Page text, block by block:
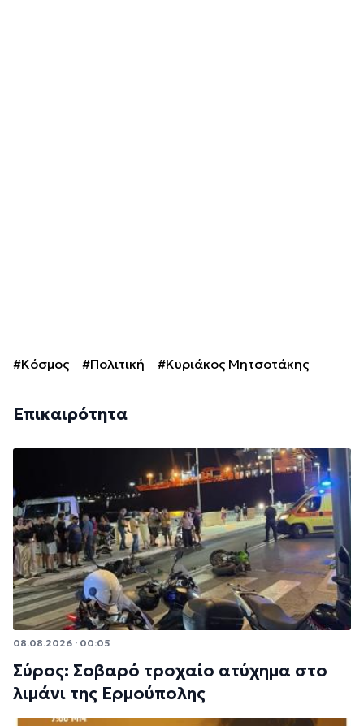
#Κόσμος #Πολιτική #Κυριάκος Μητσοτάκης
Επικαιρότητα
08.08.2026 · 00:05
Σύρος: Σοβαρό τροχαίο ατύχημα στο
λιμάνι της Ερμούπολης